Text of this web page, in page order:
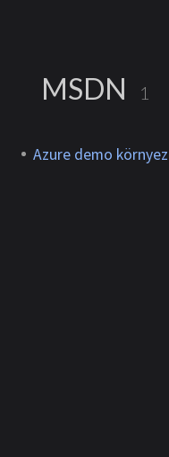
MSDN 1
Azure demo